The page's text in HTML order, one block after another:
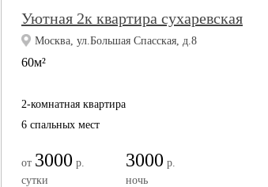
Уютная 2к квартира сухаревская
Москва, ул.Большая Спасская, д.8
60м²
2-комнатная квартира
6 спальных мест
от 3000 р.
сутки
3000 р.
ночь